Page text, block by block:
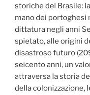
storiche del Brasile:
mano dei portoghesi
dittatura negli anni
spietato, alle origini
disastroso futuro
seicento anni, un
attraversa la storia
della colonizzazione,